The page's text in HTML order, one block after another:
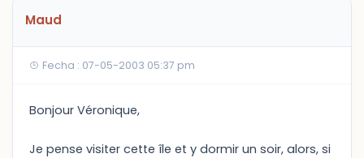
Maud
Fecha : 07-05-2003 05:37 pm
Bonjour Véronique,
Je pense visiter cette île et y dormir un soir, alors, si